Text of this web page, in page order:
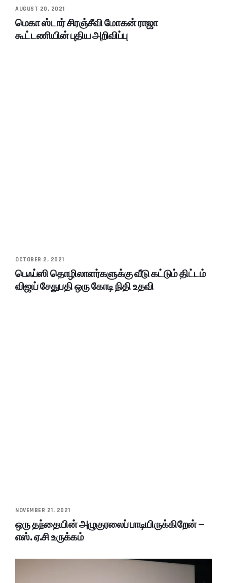
AUGUST 20, 2021
மெகா ஸ்டார் சிரஞ்சீவி மோகன் ராஜா
கூட்டணியின் புதிய அறிவிப்பு
OCTOBER 2, 2021
பெஃப்ஸி தொழிலாளர்களுக்கு வீடு கட்டும் திட்டம்
விஜய் சேதுபதி ஒரு கோடி நிதி உதவி
NOVEMBER 21, 2021
ஒரு தந்தையின் அழுகுரலைப் பாடியிருக்கிறேன் –
எஸ். ஏ.சி உருக்கம்